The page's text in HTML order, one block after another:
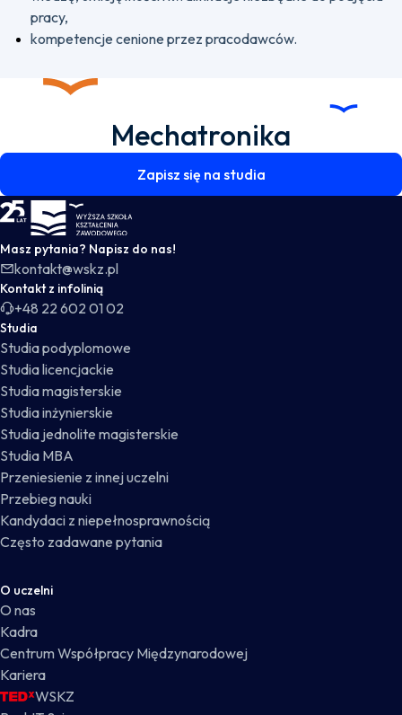
pracy,
kompetencje cenione przez pracodawców.
Mechatronika
Zapisz się na studia
WSKZ - strona główna
Masz pytania? Napisz do nas!
kontakt@wskz.pl
Kontakt z infolinią
+48 22 602 01 02
Studia
Studia podyplomowe
Studia licencjackie
Studia magisterskie
Studia inżynierskie
Studia jednolite magisterskie
Studia MBA
Przeniesienie z innej uczelni
Przebieg nauki
Kandydaci z niepełnosprawnością
Często zadawane pytania
O uczelni
O nas
Kadra
Centrum Współpracy Międzynarodowej
Kariera
WSKZ